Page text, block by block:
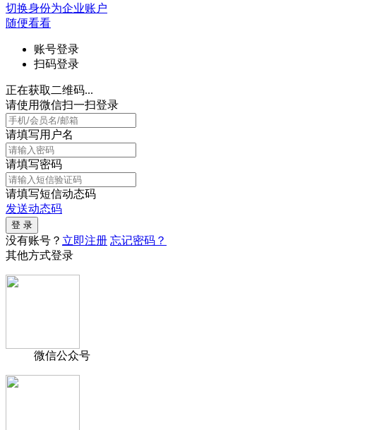
切换身份为企业账户
随便看看
账号登录
扫码登录
正在获取二维码...
请使用微信扫一扫登录
请填写用户名
请填写密码
请填写短信动态码
发送动态码
没有账号？ 立即注册 忘记密码？
其他方式登录
微信公众号